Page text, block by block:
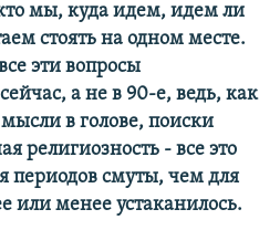
мы, куда идем, идем ли
стоять на одном месте.
эти вопросы
а не в 90-е, ведь, как
в голове, поиски
религиозность - все это
периодов смуты, чем для
или менее устаканилось.